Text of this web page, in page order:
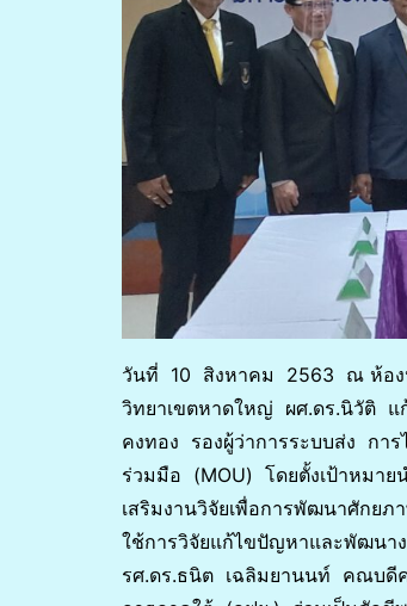
วันที่ 10 สิงหาคม 2563 ณ ห้อง
วิทยาเขตหาดใหญ่ ผศ.ดร.นิวัติ แ
คงทอง รองผู้ว่าการระบบส่ง กา
ร่วมมือ (MOU) โดยตั้งเป้าหมา
เสริมงานวิจัยเพื่อการพัฒนาศักย
ใช้การวิจัยแก้ไขปัญหาและพัฒนา
รศ.ดร.ธนิต เฉลิมยานนท์ คณบดี